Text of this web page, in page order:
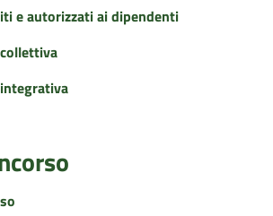
e autorizzati ai dipendenti